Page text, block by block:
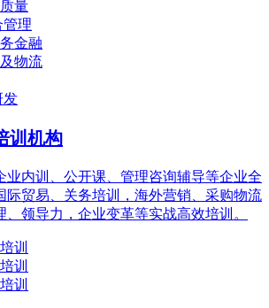
量
管理
金融
物流
发
训机构
业内训、公开课、管理咨询辅导等企业全
际贸易、关务培训，海外营销、采购物流
领导力，企业变革等实战高效培训。
训
训
训